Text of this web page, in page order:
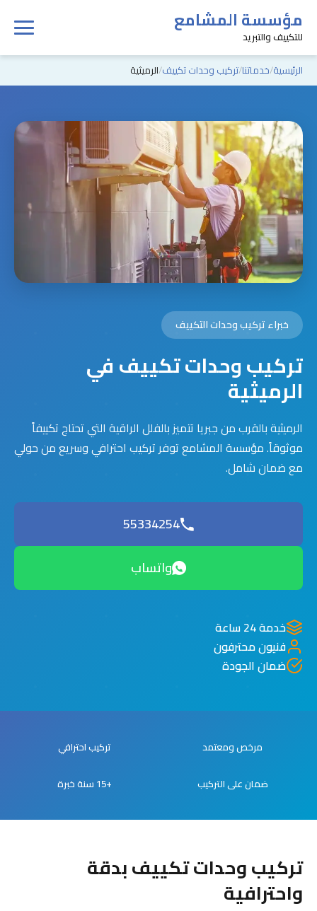
مؤسسة المشامع
للتكييف والتبريد
الرئيسية خدماتنا تركيب وحدات تكييف الرميثية
خبراء تركيب وحدات التكييف
تركيب وحدات تكييف في
الرميثية
الرميثية بالقرب من جبريا تتميز بالفلل الراقية التي تحتاج تكييفاً
موثوقاً. مؤسسة المشامع توفر تركيب احترافي وسريع من حولي
مع ضمان شامل.
55334254
واتساب
خدمة 24 ساعة
فنيون محترفون
ضمان الجودة
مرخص ومعتمد تركيب احترافي
ضمان على التركيب +15 سنة خبرة
تركيب وحدات تكييف بدقة
واحترافية